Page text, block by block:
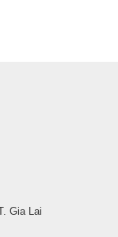
Gia Lai